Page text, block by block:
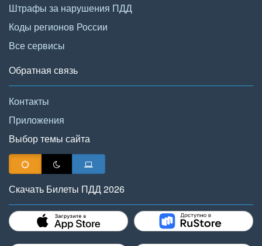
Штрафы за нарушения ПДД
Коды регионов России
Все сервисы
Обратная связь
Контакты
Приложения
Выбор темы сайта
Скачать Билеты ПДД 2026